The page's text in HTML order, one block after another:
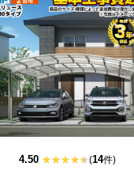
4.50 (14件)